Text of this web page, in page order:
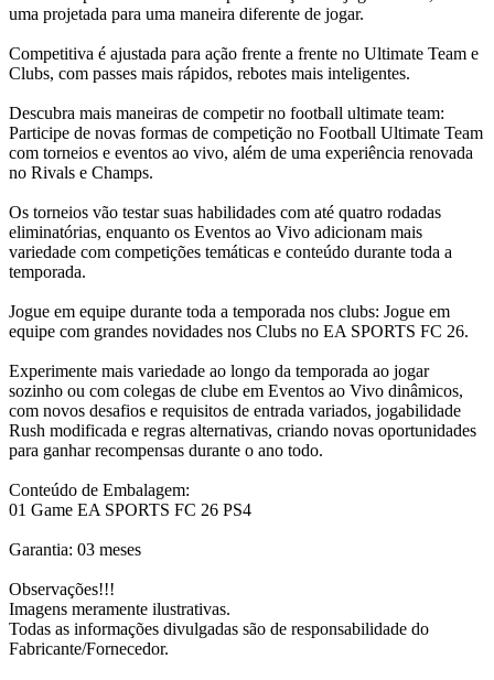
uma projetada para uma maneira diferente de jogar.
Competitiva é ajustada para ação frente a frente no Ultimate Team e
Clubs, com passes mais rápidos, rebotes mais inteligentes.
Descubra mais maneiras de competir no football ultimate team:
Participe de novas formas de competição no Football Ultimate Team
com torneios e eventos ao vivo, além de uma experiência renovada
no Rivals e Champs.
Os torneios vão testar suas habilidades com até quatro rodadas
eliminatórias, enquanto os Eventos ao Vivo adicionam mais
variedade com competições temáticas e conteúdo durante toda a
temporada.
Jogue em equipe durante toda a temporada nos clubs: Jogue em
equipe com grandes novidades nos Clubs no EA SPORTS FC 26.
Experimente mais variedade ao longo da temporada ao jogar
sozinho ou com colegas de clube em Eventos ao Vivo dinâmicos,
com novos desafios e requisitos de entrada variados, jogabilidade
Rush modificada e regras alternativas, criando novas oportunidades
para ganhar recompensas durante o ano todo.
Conteúdo de Embalagem:
01 Game EA SPORTS FC 26 PS4
Garantia: 03 meses
Observações!!!
Imagens meramente ilustrativas.
Todas as informações divulgadas são de responsabilidade do
Fabricante/Fornecedor.